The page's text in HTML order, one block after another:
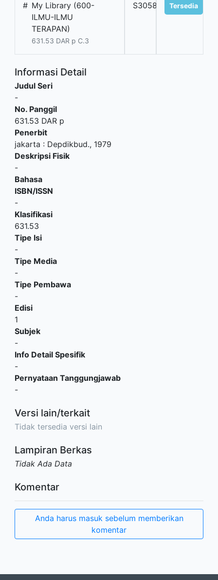
# My Library (600-
ILMU-ILMU
TERAPAN)
631.53 DAR p C.3
S3058 Tersedia
Informasi Detail
Judul Seri
-
No. Panggil
631.53 DAR p
Penerbit
jakarta : Depdikbud., 1979
Deskripsi Fisik
-
Bahasa
ISBN/ISSN
-
Klasifikasi
631.53
Tipe Isi
-
Tipe Media
-
Tipe Pembawa
-
Edisi
1
Subjek
-
Info Detail Spesifik
-
Pernyataan Tanggungjawab
-
Versi lain/terkait
Tidak tersedia versi lain
Lampiran Berkas
Tidak Ada Data
Komentar
Anda harus masuk sebelum memberikan
komentar